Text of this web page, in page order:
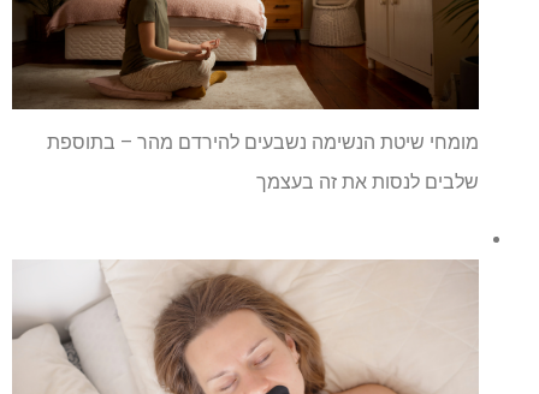
מומחי שיטת הנשימה נשבעים להירדם מהר – בתוספת
שלבים לנסות את זה בעצמך